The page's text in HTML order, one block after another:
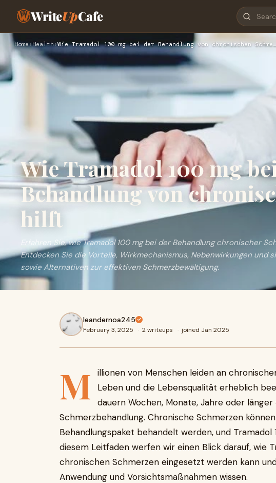
WriteUpCafe
Home›Health›Wie Tramadol 100 mg bei der Behandlung von chronischen Schme…
Wie Tramadol 100 mg
Behandlung von
hilft
Erfahren Sie, wie Tramadol 100 mg bei der Behandlung chronischer
Entdecken Sie die Vorteile, Wirkmechanismus, Nebenwirkungen und
sowie Alternativen zur effektiven Schmerzbewältigung.
leandernoa245
February 3, 2025 · 2 writeups · joined Jan 2025
M
illionen von Menschen leiden an
Leben und die Lebensqualität erheblich
dauern Wochen, Monate, Jahre oder
Schmerzbehandlung. Chronische Schmerzen
Behandlungspaket behandelt werden, und
diesem Leitfaden werfen wir einen Blick darauf, wie
chronischen Schmerzen eingesetzt werden kann
Anwendung und Vorsichtsmaßnahmen wissen.